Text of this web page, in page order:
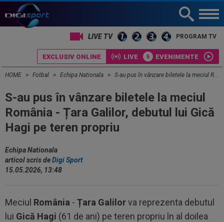
LIVE TV PROGRAM TV
EXCLUSIV ONLINE LIVE EVENIMENTE
HOME Fotbal Echipa Nationala S-au pus în vânzare biletele la meciul România - Țara Galilor, debutul lui Gică Hagi pe teren propriu
S-au pus în vânzare biletele la meciul
România - Țara Galilor, debutul lui Gică
Hagi pe teren propriu
Echipa Nationala
articol scris deDigi Sport
15.05.2026, 13:48
Meciul România - Țara Galilorva reprezenta debutul
lui Gică Hagi (61 de ani) pe teren propriu în al doilea